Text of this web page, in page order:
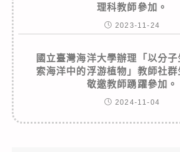
理科教師參加。
2023-11-24
國立臺灣海洋大學辦理「以分
索海洋中的浮游植物」教師社群
敬邀教師踴躍參加。
2024-11-04